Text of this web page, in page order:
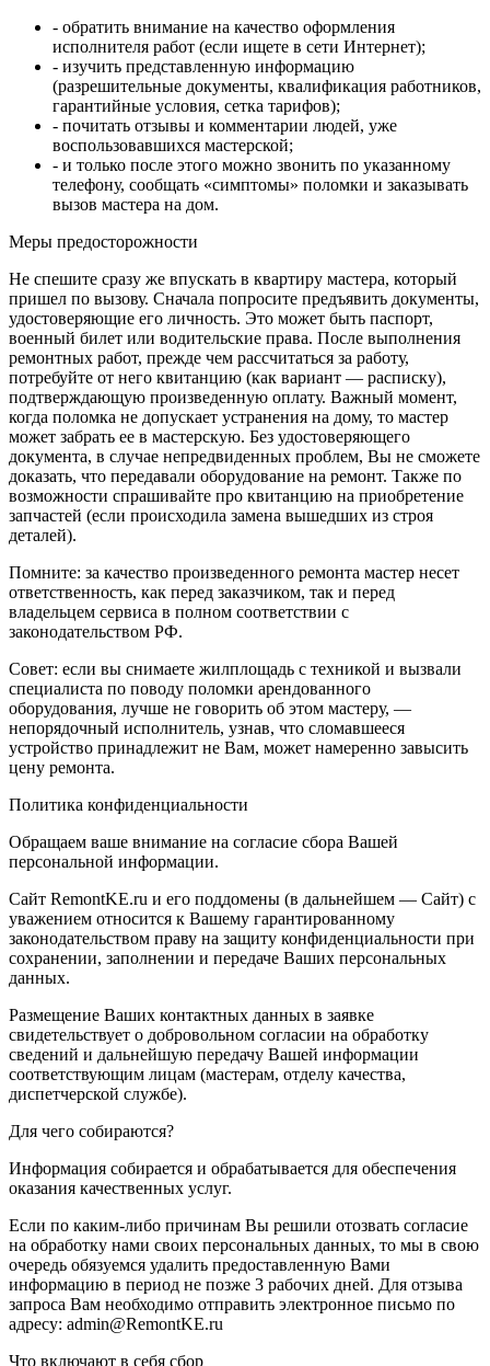
- обратить внимание на качество оформления
исполнителя работ (если ищете в сети Интернет);
- изучить представленную информацию
(разрешительные документы, квалификация работников,
гарантийные условия, сетка тарифов);
- почитать отзывы и комментарии людей, уже
воспользовавшихся мастерской;
- и только после этого можно звонить по указанному
телефону, сообщать «симптомы» поломки и заказывать
вызов мастера на дом.
Меры предосторожности
Не спешите сразу же впускать в квартиру мастера, который
пришел по вызову. Сначала попросите предъявить документы,
удостоверяющие его личность. Это может быть паспорт,
военный билет или водительские права. После выполнения
ремонтных работ, прежде чем рассчитаться за работу,
потребуйте от него квитанцию (как вариант — расписку),
подтверждающую произведенную оплату. Важный момент,
когда поломка не допускает устранения на дому, то мастер
может забрать ее в мастерскую. Без удостоверяющего
документа, в случае непредвиденных проблем, Вы не сможете
доказать, что передавали оборудование на ремонт. Также по
возможности спрашивайте про квитанцию на приобретение
запчастей (если происходила замена вышедших из строя
деталей).
Помните: за качество произведенного ремонта мастер несет
ответственность, как перед заказчиком, так и перед
владельцем сервиса в полном соответствии с
законодательством РФ.
Совет: если вы снимаете жилплощадь с техникой и вызвали
специалиста по поводу поломки арендованного
оборудования, лучше не говорить об этом мастеру, —
непорядочный исполнитель, узнав, что сломавшееся
устройство принадлежит не Вам, может намеренно завысить
цену ремонта.
Политика конфиденциальности
Обращаем ваше внимание на согласие сбора Вашей
персональной информации.
Сайт RemontKE.ru и его поддомены (в дальнейшем — Сайт) с
уважением относится к Вашему гарантированному
законодательством праву на защиту конфиденциальности при
сохранении, заполнении и передаче Ваших персональных
данных.
Размещение Ваших контактных данных в заявке
свидетельствует о добровольном согласии на обработку
сведений и дальнейшую передачу Вашей информации
соответствующим лицам (мастерам, отделу качества,
диспетчерской службе).
Для чего собираются?
Информация собирается и обрабатывается для обеспечения
оказания качественных услуг.
Если по каким-либо причинам Вы решили отозвать согласие
на обработку нами своих персональных данных, то мы в свою
очередь обязуемся удалить предоставленную Вами
информацию в период не позже 3 рабочих дней. Для отзыва
запроса Вам необходимо отправить электронное письмо по
адресу: admin@RemontKE.ru
Что включают в себя сбор